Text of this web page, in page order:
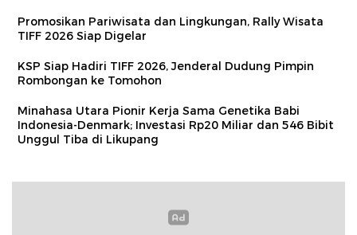
Promosikan Pariwisata dan Lingkungan, Rally Wisata
TIFF 2026 Siap Digelar
KSP Siap Hadiri TIFF 2026, Jenderal Dudung Pimpin
Rombongan ke Tomohon
Minahasa Utara Pionir Kerja Sama Genetika Babi
Indonesia-Denmark; Investasi Rp20 Miliar dan 546 Bibit
Unggul Tiba di Likupang